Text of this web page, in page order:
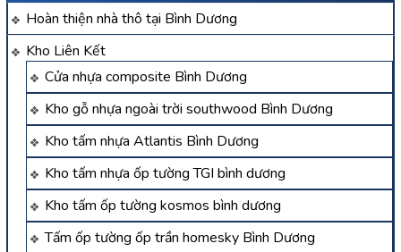
Hoàn thiện nhà thô tại Bình Dương
Kho Liên Kết
Cửa nhựa composite Bình Dương
Kho gỗ nhựa ngoài trời southwood Bình Dương
Kho tấm nhựa Atlantis Bình Dương
Kho tấm nhựa ốp tường TGI bình dương
Kho tấm ốp tường kosmos bình dương
Tấm ốp tường ốp trần homesky Bình Dương